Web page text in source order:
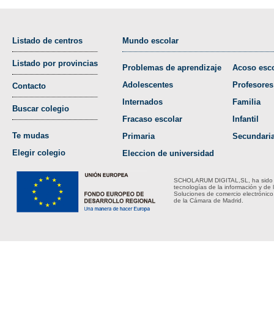
Listado de centros
Listado por provincias
Contacto
Buscar colegio
Te mudas
Elegir colegio
Mundo escolar
Problemas de aprendizaje
Adolescentes
Internados
Fracaso escolar
Primaria
Eleccion de universidad
Acoso
Profesores
Familia
Infantil
SCHOLARUM DIGITAL,SL, ha
tecnologías de la información y de
Soluciones de comercio
de la Cámara de Madrid.